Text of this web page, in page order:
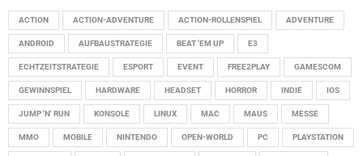
ACTION ACTION-ADVENTURE ACTION-ROLLENSPIEL ADVENTURE
ANDROID AUFBAUSTRATEGIE BEAT 'EM UP E3
ECHTZEITSTRATEGIE ESPORT EVENT FREE2PLAY GAMESCOM
GEWINNSPIEL HARDWARE HEADSET HORROR INDIE IOS
JUMP 'N' RUN KONSOLE LINUX MAC MAUS MESSE
MMO MOBILE NINTENDO OPEN-WORLD PC PLAYSTATION